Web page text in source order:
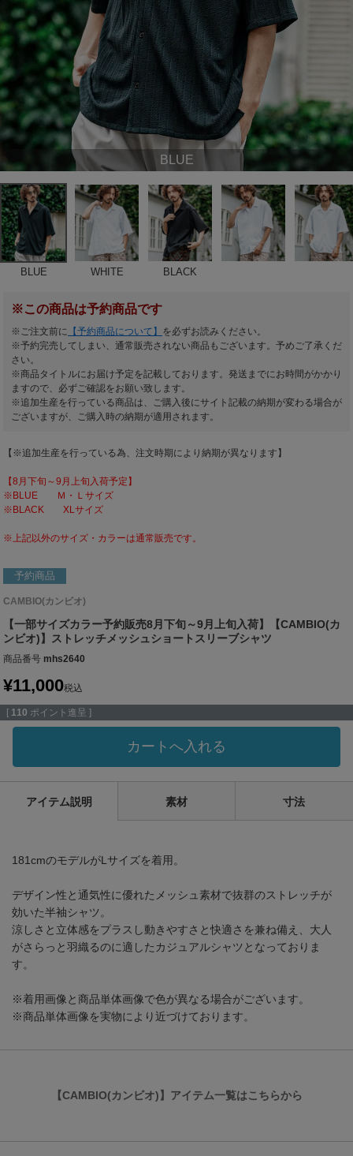
BLUE
BLUE WHITE BLACK
※この商品は予約商品です
※ご注文前に 【予約商品について】 を必ずお読みください。
※予約完売してしまい、通常販売されない商品もございます。予めご了承くだ
さい。
※商品タイトルにお届け予定を記載しております。発送までにお時間がかかり
ますので、必ずご確認をお願い致します。
※追加生産を行っている商品は、ご購入後にサイト記載の納期が変わる場合が
ございますが、ご購入時の納期が適用されます。
【※追加生産を行っている為、注文時期により納期が異なります】
【8月下旬～9月上旬入荷予定】
※BLUE Ｍ・Ｌサイズ
※BLACK XLサイズ
※上記以外のサイズ・カラーは通常販売です。
予約商品
CAMBIO(カンビオ)
【一部サイズカラー予約販売8月下旬～9月上旬入荷】【CAMBIO(カ
ンビオ)】ストレッチメッシュショートスリーブシャツ
商品番号 mhs2640
¥11,000税込
[ 110 ポイント進呈 ]
カートへ入れる
アイテム説明 素材 寸法
181cmのモデルがLサイズを着用。
デザイン性と通気性に優れたメッシュ素材で抜群のストレッチが
効いた半袖シャツ。
涼しさと立体感をプラスし動きやすさと快適さを兼ね備え、大人
がさらっと羽織るのに適したカジュアルシャツとなっておりま
す。
※着用画像と商品単体画像で色が異なる場合がございます。
※商品単体画像を実物により近づけております。
【CAMBIO(カンビオ)】アイテム一覧はこちらから